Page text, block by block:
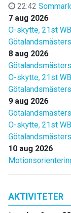
22:42
7 aug 2026
O-skytte, 21st
8 aug 2026
O-skytte, 21st
9 aug 2026
O-skytte, 21st
10 aug 2026
AKTIVITETER